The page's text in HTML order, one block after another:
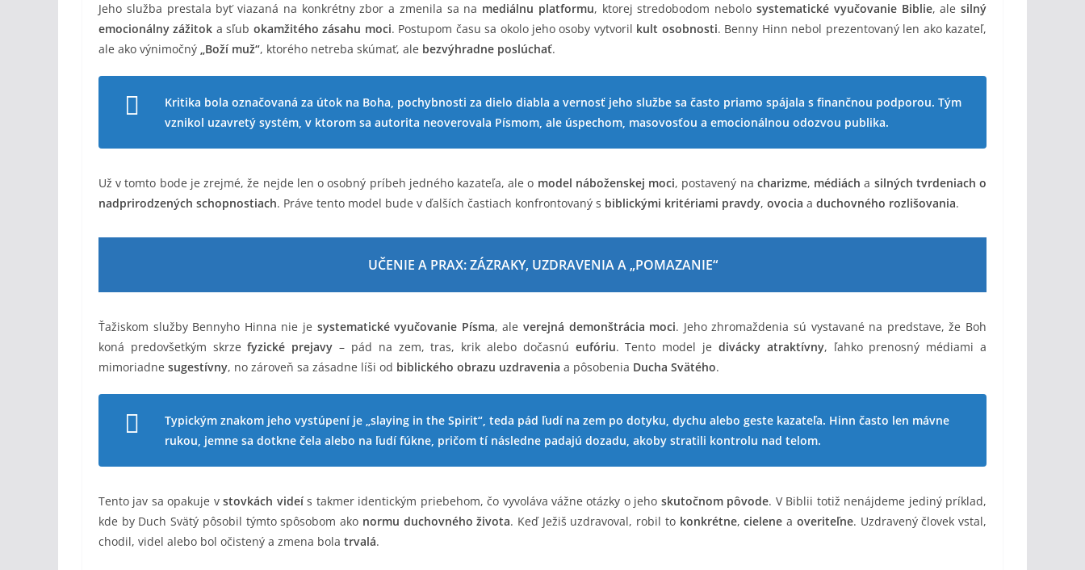
Jeho služba prestala byť viazaná na konkrétny zbor a zmenila sa na mediálnu platformu, ktorej stredobodom nebolo systematické vyučovanie Biblie, alesilný
emocionálny zážitok a sľub okamžitého zásahu moci. Postupom času sa okolo jeho osoby vytvoril kult osobnosti. Benny Hinn nebol prezentovaný len ako kazateľ,
ale ako výnimočný „Boží muž“, ktorého netreba skúmať, ale bezvýhradne poslúchať.
Kritika bola označovaná za útok na Boha, pochybnosti za dielo diabla a vernosť jeho službe sa často priamo spájala s finančnou podporou. Tým
vznikol uzavretý systém, v ktorom sa autorita neoverovala Písmom, ale úspechom, masovosťou a emocionálnou odozvou publika.
Už v tomto bode je zrejmé, že nejde len o osobný príbeh jedného kazateľa, ale o model náboženskej moci, postavený na charizme, médiách a silných tvrdeniach o
nadprirodzených schopnostiach. Práve tento model bude v ďalších častiach konfrontovaný s biblickými kritériami pravdy, ovocia a duchovného rozlišovania.
UČENIE A PRAX: ZÁZRAKY, UZDRAVENIA A „POMAZANIE“
Ťažiskom služby Bennyho Hinna nie je systematické vyučovanie Písma, aleverejná demonštrácia moci. Jeho zhromaždenia sú vystavané na predstave, že Boh
koná predovšetkým skrzefyzické prejavy – pád na zem, tras, krik alebo dočasnú eufóriu. Tento model je divácky atraktívny, ľahko prenosný médiami a
mimoriadne sugestívny, no zároveň sa zásadne líši od biblického obrazu uzdravenia a pôsobenia Ducha Svätého.
Typickým znakom jeho vystúpení je „slaying in the Spirit“, teda pád ľudí na zem po dotyku, dychu alebo geste kazateľa. Hinn často len mávne
rukou, jemne sa dotkne čela alebo na ľudí fúkne, pričom tí následne padajú dozadu, akoby stratili kontrolu nad telom.
Tento jav sa opakuje vstovkách videís takmer identickým priebehom, čo vyvoláva vážne otázky o jeho skutočnom pôvode. V Biblii totiž nenájdeme jediný príklad,
kde by Duch Svätý pôsobil týmto spôsobom ako normu duchovného života. Keď Ježiš uzdravoval, robil to konkrétne,cielene a overiteľne. Uzdravený človek vstal,
chodil, videl alebo bol očistený a zmena bola trvalá.